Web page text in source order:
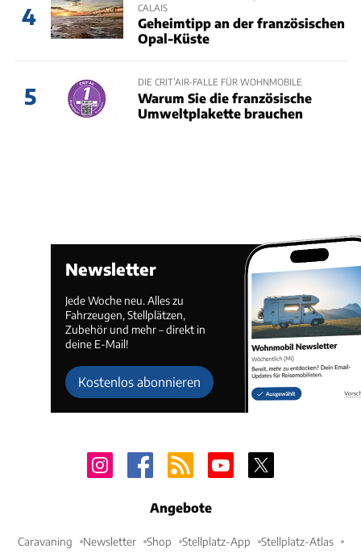
4
CALAIS
Geheimtipp an der französischen
Opal-Küste
5
DIE CRIT’AIR-FALLE FÜR WOHNMOBILE
Warum Sie die französische
Umweltplakette brauchen
Newsletter
Jede Woche neu. Alles zu
Fahrzeugen, Stellplätzen,
Zubehör und mehr – direkt in
deine E-Mail!
Kostenlos abonnieren
Angebote
Caravaning Newsletter Shop Stellplatz-App Stellplatz-Atlas